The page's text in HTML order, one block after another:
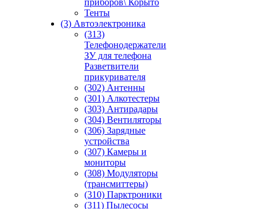
приборов\ Корыто
Тенты
(3) Автоэлектроника
(313)
Телефонодержатели
ЗУ для телефона
Разветвители
прикуривателя
(302) Антенны
(301) Алкотестеры
(303) Антирадары
(304) Вентиляторы
(306) Зарядные
устройства
(307) Камеры и
мониторы
(308) Модуляторы
(трансмиттеры)
(310) Парктроники
(311) Пылесосы